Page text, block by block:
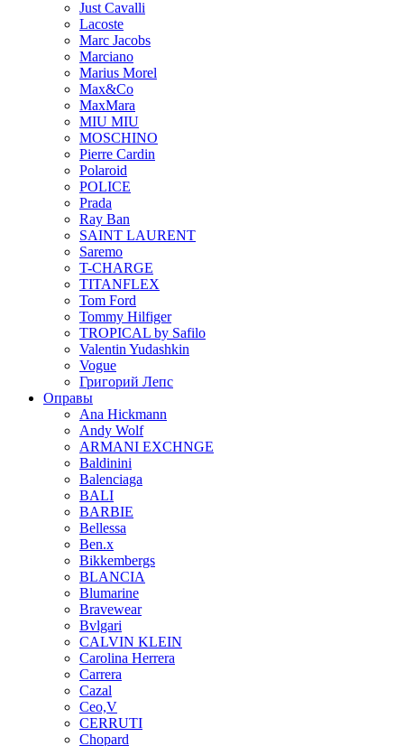
Just Cavalli
Lacoste
Marc Jacobs
Marciano
Marius Morel
Max&Co
MaxMara
MIU MIU
MOSCHINO
Pierre Cardin
Polaroid
POLICE
Prada
Ray Ban
SAINT LAURENT
Saremo
T-CHARGE
TITANFLEX
Tom Ford
Tommy Hilfiger
TROPICAL by Safilo
Valentin Yudashkin
Vogue
Григорий Лепс
Оправы
Ana Hickmann
Andy Wolf
ARMANI EXCHNGE
Baldinini
Balenciaga
BALI
BARBIE
Bellessa
Ben.x
Bikkembergs
BLANCIA
Blumarine
Bravewear
Bvlgari
CALVIN KLEIN
Carolina Herrera
Carrera
Cazal
Ceo,V
CERRUTI
Chopard